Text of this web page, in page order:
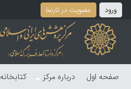
ورود عضویت در تارنما
صفحه اول درباره مرکز کتابخانه